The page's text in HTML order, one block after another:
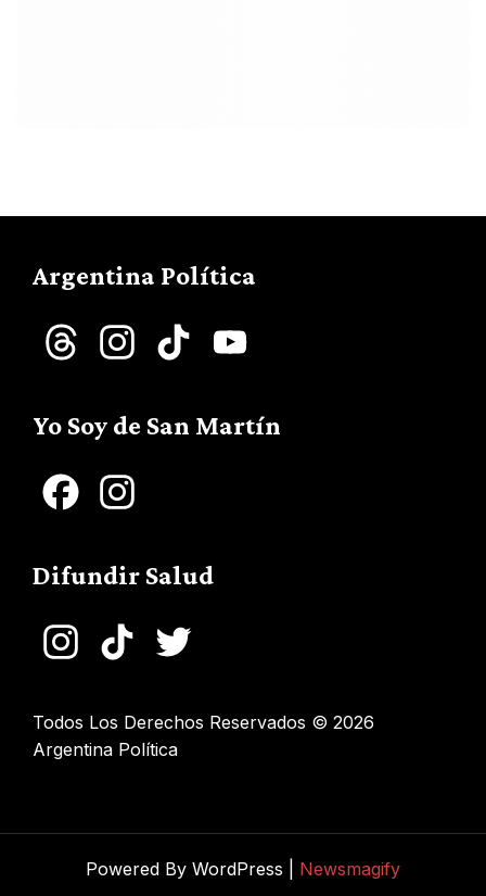
Argentina Política
Threads InstagramTikTok
Yo Soy de San Martín
Facebook
Difundir Salud
InstagramTikTok
Todos Los Derechos Reservados © 2026
Argentina Política
Powered By WordPress | Newsmagify